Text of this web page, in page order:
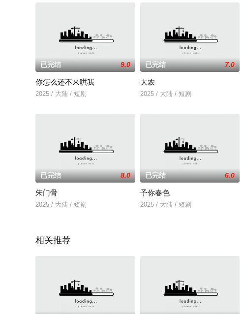
已完结 9.0
你怎么还不来哄我
2025 / 大陆 / 短剧
已完结 7.0
大农
2025 / 大陆 / 短剧
已完结 8.0
朱门骨
2025 / 大陆 / 短剧
已完结 6.0
予你春色
2025 / 大陆 / 短剧
相关推荐